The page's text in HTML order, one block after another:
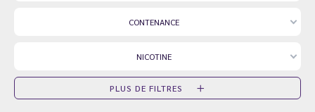
CONTENANCE
NICOTINE
PLUS DE FILTRES